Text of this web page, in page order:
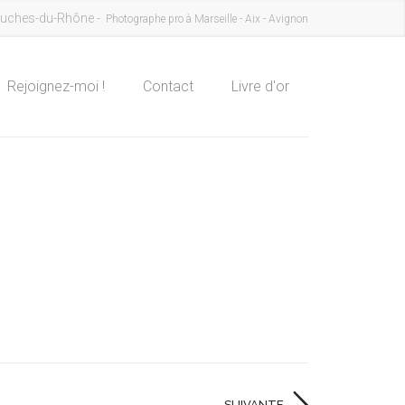
du-Rhône - Photographe pro à Marseille - Aix - Avignon
Rejoignez-moi ! Contact Livre d'or